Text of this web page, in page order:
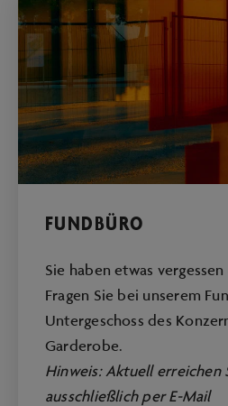
FUNDBÜRO
Sie haben etwas
Fragen Sie bei unserem
Untergeschoss des
Garderobe.
Hinweis: Aktuell erreichen
ausschließlich per E-Mail